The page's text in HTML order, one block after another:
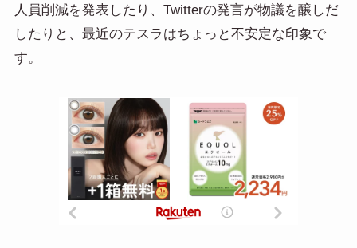
人員削減を発表したり、Twitterの発言が物議を醸しだ
したりと、最近のテスラはちょっと不安定な印象で
す。